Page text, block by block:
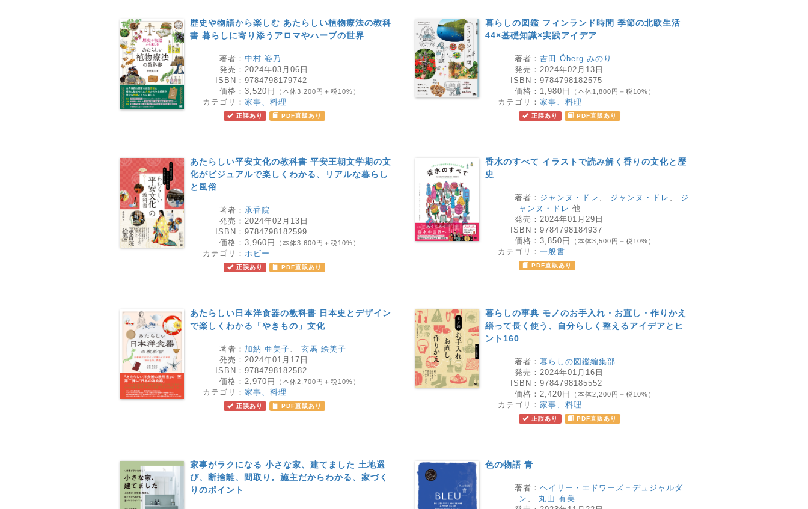
歴史や物語から楽しむ あたらしい植物療法の教科
書 暮らしに寄り添うアロマやハーブの世界
著者： 中村 姿乃
発売： 2024年03月06日
ISBN： 9784798179742
価格： 3,520円 （本体3,200円＋税10%）
カテゴリ： 家事、料理
正誤あり PDF直販あり
暮らしの図鑑 フィンランド時間 季節の北欧生活
44×基礎知識×実践アイデア
著者： 吉田 Öberg みのり
発売： 2024年02月13日
ISBN： 9784798182575
価格： 1,980円 （本体1,800円＋税10%）
カテゴリ： 家事、料理
正誤あり PDF直販あり
あたらしい平安文化の教科書 平安王朝文学期の文
化がビジュアルで楽しくわかる、リアルな暮らし
と風俗
著者： 承香院
発売： 2024年02月13日
ISBN： 9784798182599
価格： 3,960円 （本体3,600円＋税10%）
カテゴリ： ホビー
正誤あり PDF直販あり
香水のすべて イラストで読み解く香りの文化と歴
史
著者： ジャンヌ・ドレ 、 ジャンヌ・ドレ 、 ジ
ャンヌ・ドレ 他
発売： 2024年01月29日
ISBN： 9784798184937
価格： 3,850円 （本体3,500円＋税10%）
カテゴリ： 一般書
PDF直販あり
あたらしい日本洋食器の教科書 日本史とデザイン
で楽しくわかる「やきもの」文化
著者： 加納 亜美子、 玄馬 絵美子
発売： 2024年01月17日
ISBN： 9784798182582
価格： 2,970円 （本体2,700円＋税10%）
カテゴリ： 家事、料理
正誤あり PDF直販あり
暮らしの事典 モノのお手入れ・お直し・作りかえ
繕って長く使う、自分らしく整えるアイデアとヒ
ント160
著者： 暮らしの図鑑編集部
発売： 2024年01月16日
ISBN： 9784798185552
価格： 2,420円 （本体2,200円＋税10%）
カテゴリ： 家事、料理
正誤あり PDF直販あり
家事がラクになる 小さな家、建てました 土地選
び、断捨離、間取り。施主だからわかる、家づく
りのポイント
色の物語 青
著者： ヘイリー・エドワーズ＝デュジャルダ
ン 、 丸山 有美